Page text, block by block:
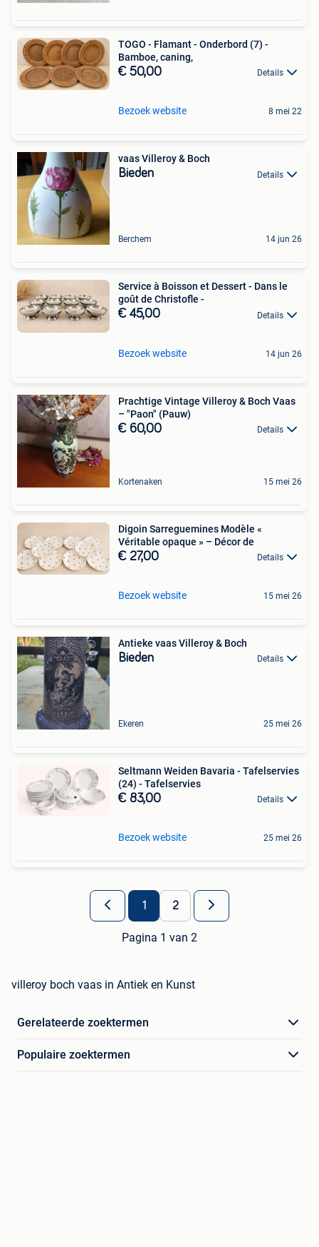
TOGO - Flamant - Onderbord (7) -
Bamboe, caning,
€ 50,00 Details
Bezoek website 8 mei 22
vaas Villeroy & Boch
Bieden Details
Berchem 14 jun 26
Service à Boisson et Dessert - Dans le
goût de Christofle -
€ 45,00 Details
Bezoek website 14 jun 26
Prachtige Vintage Villeroy & Boch Vaas
– "Paon" (Pauw)
€ 60,00 Details
Kortenaken 15 mei 26
Digoin Sarreguemines Modèle «
Véritable opaque » – Décor de
€ 27,00 Details
Bezoek website 15 mei 26
Antieke vaas Villeroy & Boch
Bieden Details
Ekeren 25 mei 26
Seltmann Weiden Bavaria - Tafelservies
(24) - Tafelservies
€ 83,00 Details
Bezoek website 25 mei 26
1 2
Pagina 1 van 2
villeroy boch vaas in Antiek en Kunst
Gerelateerde zoektermen
Populaire zoektermen